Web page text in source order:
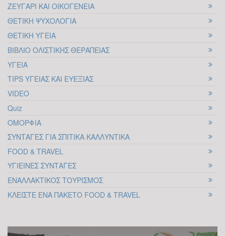
ΖΕΥΓΑΡΙ ΚΑΙ ΟΙΚΟΓΕΝΕΙΑ
ΘΕΤΙΚΗ ΨΥΧΟΛΟΓΙΑ
ΘΕΤΙΚΗ ΥΓΕΙΑ
ΒΙΒΛΙΟ ΟΛΙΣΤΙΚΗΣ ΘΕΡΑΠΕΙΑΣ
ΥΓΕΙΑ
TIPS ΥΓΕΙΑΣ ΚΑΙ ΕΥΕΞΙΑΣ
VIDEO
Quiz
ΟΜΟΡΦΙΑ
ΣΥΝΤΑΓΕΣ ΓΙΑ ΣΠΙΤΙΚΑ ΚΑΛΛΥΝΤΙΚΑ
FOOD & TRAVEL
ΥΓΙΕΙΝΕΣ ΣΥΝΤΑΓΕΣ
ΕΝΑΛΛΑΚΤΙΚΟΣ ΤΟΥΡΙΣΜΟΣ
ΚΛΕΙΣΤΕ ΕΝΑ ΠΑΚΕΤΟ FOOD & TRAVEL
Το τελευταίο διάστημα στην Ελλάδα
διανύσαμε την περίοδο των εθνικών,
συμμετοχή σε αυτές παρατηρήθηκε
αρκετά μειωμένη, περίπου στο 50%, σε
05
ΟΚΤ
Πολλές συζητήσεις και σχολιασμοί έχουν
ήθος των πολιτικών και αν τελικά μπορεί
να υπάρξει ηθική στη πολιτική. Θα
αναπτύξω το θέμα ξεκινώντας από το